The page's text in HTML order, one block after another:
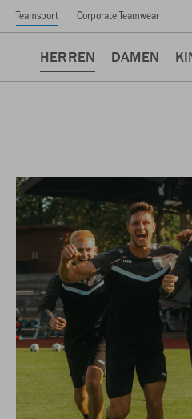
Teamsport Corporate Teamwear
HERREN DAMEN